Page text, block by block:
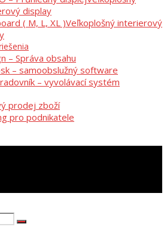
display
( M, L, XL )Veľkoplošný interierový
– Správa obsahu
– samoobslužný software
– vyvolávací systém
prodej zboží
pro podnikatele